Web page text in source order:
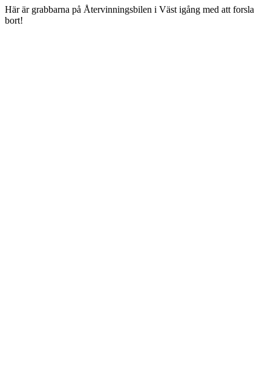
Här är grabbarna på Återvinningsbilen i Väst igång med att forsla
bort!